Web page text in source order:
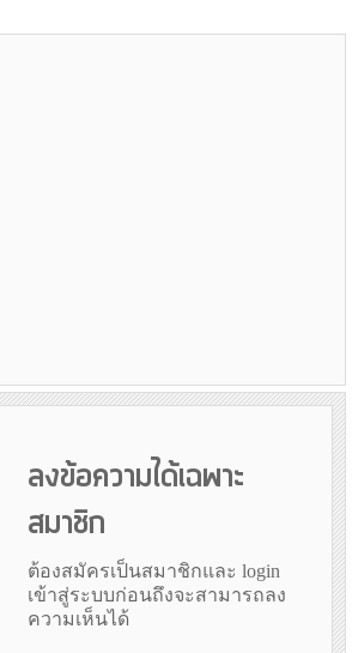
ลงข้อความได้เฉพาะ
สมาชิก
ต้องสมัครเป็นสมาชิกและ login
เข้าสู่ระบบก่อนถึงจะสามารถลง
ความเห็นได้